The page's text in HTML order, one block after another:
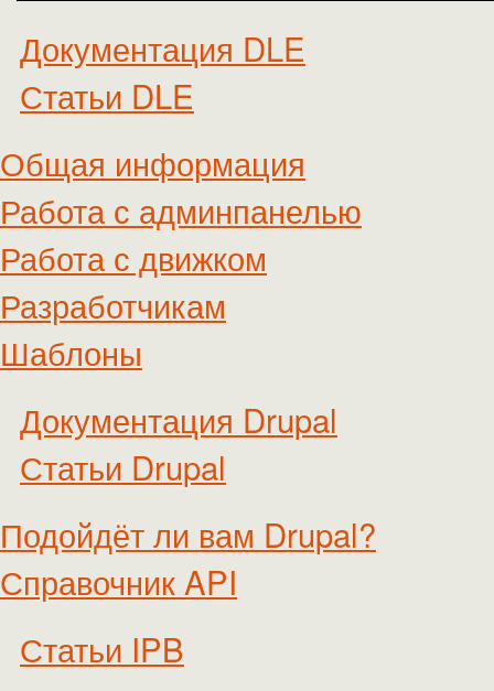
Документация DLE
Статьи DLE
Общая информация
Работа с админпанелью
Работа с движком
Разработчикам
Шаблоны
Документация Drupal
Статьи Drupal
Подойдёт ли вам Drupal?
Справочник API
Статьи IPB